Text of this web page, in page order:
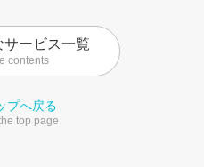
サービス一覧
contents
プへ戻る
top page